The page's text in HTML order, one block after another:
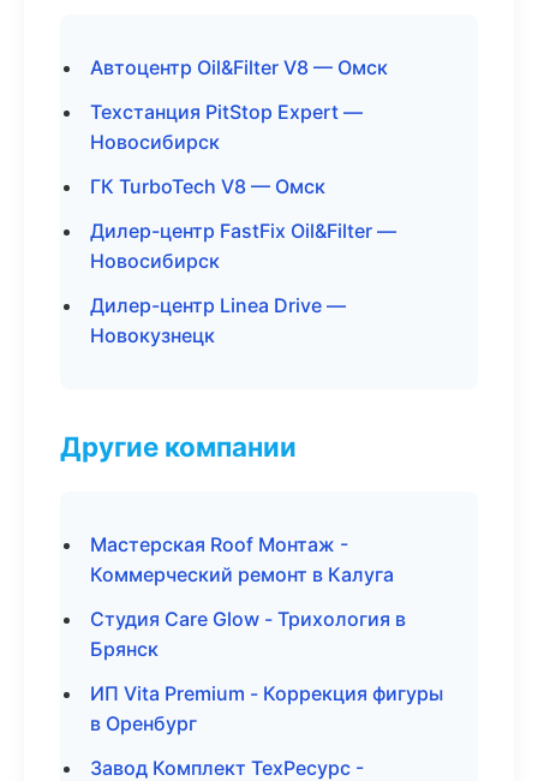
Автоцентр Oil&Filter V8 — Омск
Техстанция PitStop Expert —
Новосибирск
ГК TurboTech V8 — Омск
Дилер-центр FastFix Oil&Filter —
Новосибирск
Дилер-центр Linea Drive —
Новокузнецк
Другие компании
Мастерская Roof Монтаж -
Коммерческий ремонт в Калуга
Студия Care Glow - Трихология в
Брянск
ИП Vita Premium - Коррекция фигуры
в Оренбург
Завод Комплект ТехРесурс -